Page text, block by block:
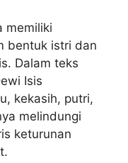
memiliki
bentuk istri dan
Dalam teks
Isis
kekasih, putri,
melindungi
keturunan